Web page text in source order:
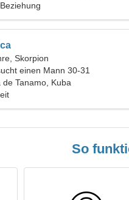
Skorpion
einen Mann 30-31
de Tanamo, Kuba
So